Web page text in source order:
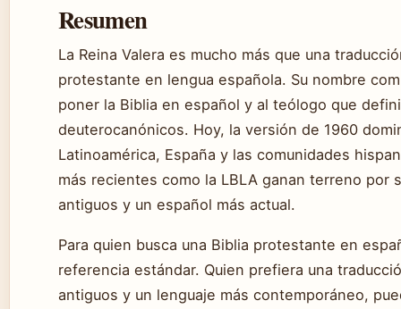
Resumen
La Reina Valera es mucho más que una
protestante en lengua española. Su nombre
poner la Biblia en español y al teólogo que
deuterocanónicos. Hoy, la versión de 1960
Latinoamérica, España y las comunidades
más recientes como la LBLA ganan terreno por
antiguos y un español más actual.
Para quien busca una Biblia protestante en
referencia estándar. Quien prefiera una
antiguos y un lenguaje más contemporáneo,